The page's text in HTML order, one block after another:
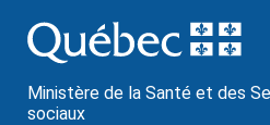
au
contenu
Ministère de la Santé et des
sociaux